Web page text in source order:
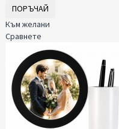
ПОРЪЧАЙ
Към желани
Сравнете